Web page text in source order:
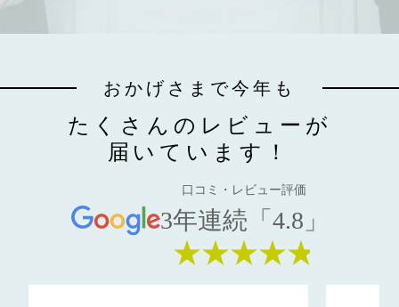
おかげさまで今年も
たくさんのレビューが
届いています！
口コミ・レビュー評価
3年連続「4.8」
★★★★★